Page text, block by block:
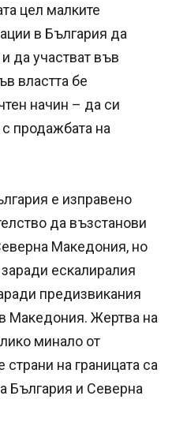
цел малките
в България да
да участват във
властта бе
начин – да си
продажбата на
е изправено
да възстанови
Македония, но
ескалиралия
предизвикания
Македония. Жертва на
минало от
страни на границата са
България и Северна